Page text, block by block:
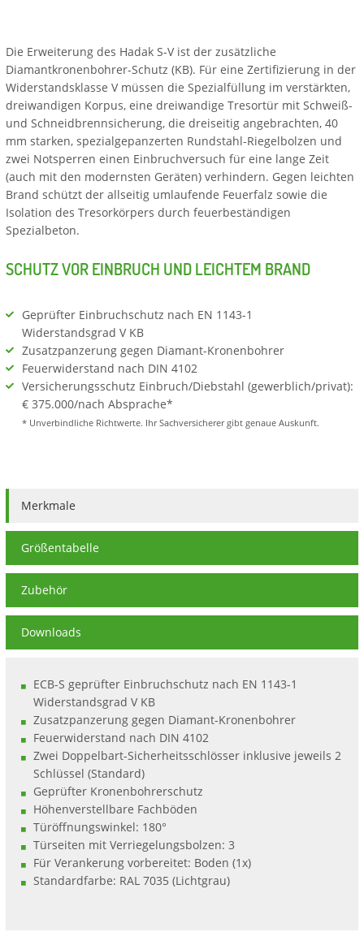
Die Erweiterung des Hadak S-V ist der zusätzliche
Diamantkronenbohrer-Schutz (KB). Für eine Zertifizierung in der
Widerstandsklasse V müssen die Spezialfüllung im verstärkten,
dreiwandigen Korpus, eine dreiwandige Tresortür mit Schweiß-
und Schneidbrennsicherung, die dreiseitig angebrachten, 40
mm starken, spezialgepanzerten Rundstahl-Riegelbolzen und
zwei Notsperren einen Einbruchversuch für eine lange Zeit
(auch mit den modernsten Geräten) verhindern. Gegen leichten
Brand schützt der allseitig umlaufende Feuerfalz sowie die
Isolation des Tresorkörpers durch feuerbeständigen
Spezialbeton.
SCHUTZ VOR EINBRUCH UND LEICHTEM BRAND
Geprüfter Einbruchschutz nach EN 1143-1
Widerstandsgrad V KB
Zusatzpanzerung gegen Diamant-Kronenbohrer
Feuerwiderstand nach DIN 4102
Versicherungsschutz Einbruch/Diebstahl (gewerblich/privat):
€ 375.000/nach Absprache*
* Unverbindliche Richtwerte. Ihr Sachversicherer gibt genaue Auskunft.
Merkmale
Größentabelle
Zubehör
Downloads
ECB-S geprüfter Einbruchschutz nach EN 1143-1
Widerstandsgrad V KB
Zusatzpanzerung gegen Diamant-Kronenbohrer
Feuerwiderstand nach DIN 4102
Zwei Doppelbart-Sicherheitsschlösser inklusive jeweils 2
Schlüssel (Standard)
Geprüfter Kronenbohrerschutz
Höhenverstellbare Fachböden
Türöffnungswinkel: 180°
Türseiten mit Verriegelungsbolzen: 3
Für Verankerung vorbereitet: Boden (1x)
Standardfarbe: RAL 7035 (Lichtgrau)